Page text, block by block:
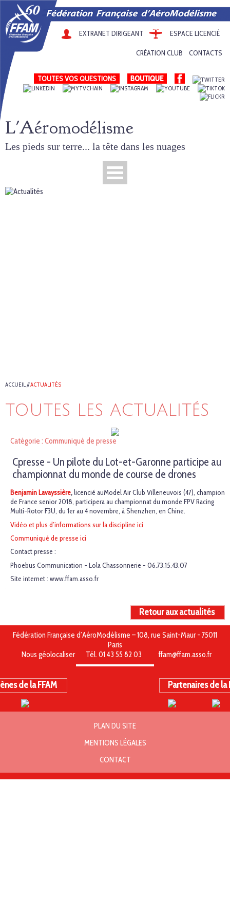
EXTRANET DIRIGEANT ESPACE LICENCIÉ
CRÉATION CLUB CONTACTS
TOUTES VOS QUESTIONS
L'Aéromodélisme
Les pieds sur terre... la tête dans les nuages
ACCUEIL//ACTUALITÉS
TOUTES LES ACTUALITÉS
Catégorie : Communiqué de presse
Cpresse - Un pilote du Lot-et-Garonne participe au
championnat du monde de course de drones
Benjamin Lavayssière,licencié auModel Air Club Villeneuvois (47), champion
de France senior 2018, participera au championnat du monde FPV Racing
Multi-Rotor F3U, du 1er au 4 novembre, à Shenzhen, en Chine.
Vidéo et plus d’informations sur la discipline ici
Communiqué de presse ici
Contact presse :
Phoebus Communication - Lola Chassonnerie - 06.73.15.43.07
Site internet : www.ffam.asso.fr
Retour aux actualités
Fédération Française d’AéroModélisme – 108, rue Saint-Maur - 75011
Paris
Nous géolocaliser
Tél. 01 43 55 82 03 ffam@ffam.asso.fr
de la FFAM Partenaires de la
PLAN DU SITE
MENTIONS LÉGALES
CONTACT